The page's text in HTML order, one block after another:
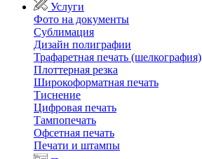
Услуги
Фото на документы
Сублимация
Дизайн полиграфии
Трафаретная печать (шелкография)
Плоттерная резка
Широкоформатная печать
Тиснение
Цифровая печать
Тампопечать
Офсетная печать
Печати и штампы